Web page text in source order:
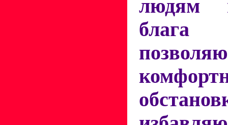
людям
блага